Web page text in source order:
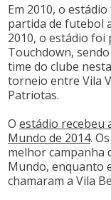
Em 2010, o
partida de futebol
2010, o estádio foi
Touchdown,
time do clube
torneio entre Vila
Patriotas.
Oestádio recebeu
Mundo de 2014.
melhor campanha
Mundo, enquanto
chamaram a Vila